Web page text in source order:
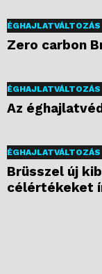
ÉGHAJLATVÁLTOZÁS
Zero carbon
ÉGHAJLATVÁLTOZÁS
Az
ÉGHAJLATVÁLTOZÁS
Brüsszel új
célértékeket